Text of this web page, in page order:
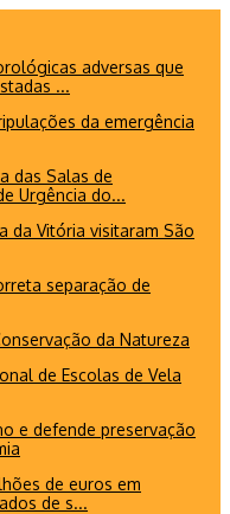
adversas que
...
da emergência
das Salas de
Urgência do...
da Vitória visitaram São
separação de
da Natureza
de Escolas de Vela
e defende preservação
de euros em
de s...